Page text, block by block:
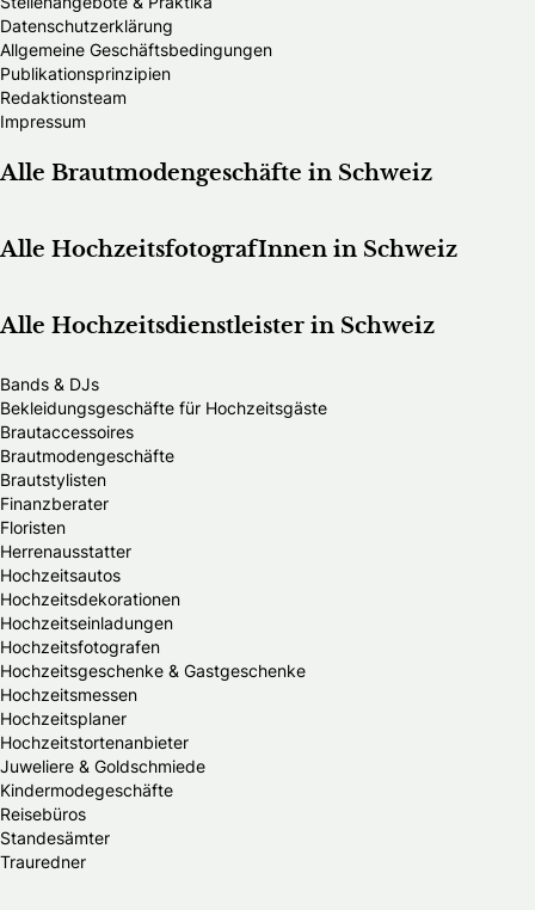
Datenschutzerklärung
Allgemeine Geschäftsbedingungen
Publikationsprinzipien
Redaktionsteam
Impressum
Alle Brautmodengeschäfte in Schweiz
Alle HochzeitsfotografInnen in Schweiz
Alle Hochzeitsdienstleister in Schweiz
Bands & DJs
Bekleidungsgeschäfte für Hochzeitsgäste
Brautaccessoires
Brautmodengeschäfte
Brautstylisten
Finanzberater
Floristen
Herrenausstatter
Hochzeitsautos
Hochzeitsdekorationen
Hochzeitseinladungen
Hochzeitsfotografen
Hochzeitsgeschenke & Gastgeschenke
Hochzeitsmessen
Hochzeitsplaner
Hochzeitstortenanbieter
Juweliere & Goldschmiede
Kindermodegeschäfte
Reisebüros
Standesämter
Trauredner